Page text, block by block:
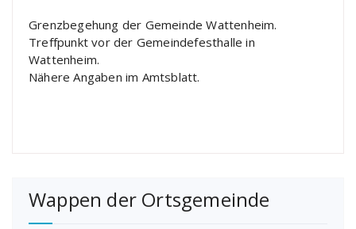
Grenzbegehung der Gemeinde Wattenheim.
Treffpunkt vor der Gemeindefesthalle in
Wattenheim.
Nähere Angaben im Amtsblatt.
Wappen der Ortsgemeinde